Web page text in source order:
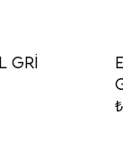
Gri